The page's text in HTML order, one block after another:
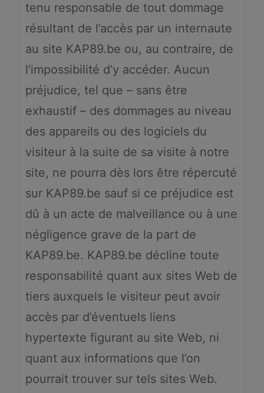
tenu responsable de tout dommage
résultant de l’accès par un internaute
au site KAP89.be ou, au contraire, de
l’impossibilité d’y accéder. Aucun
préjudice, tel que – sans être
exhaustif – des dommages au niveau
des appareils ou des logiciels du
visiteur à la suite de sa visite à notre
site, ne pourra dès lors être répercuté
sur KAP89.be sauf si ce préjudice est
dû à un acte de malveillance ou à une
négligence grave de la part de
KAP89.be. KAP89.be décline toute
responsabilité quant aux sites Web de
tiers auxquels le visiteur peut avoir
accès par d’éventuels liens
hypertexte figurant au site Web, ni
quant aux informations que l’on
pourrait trouver sur tels sites Web.